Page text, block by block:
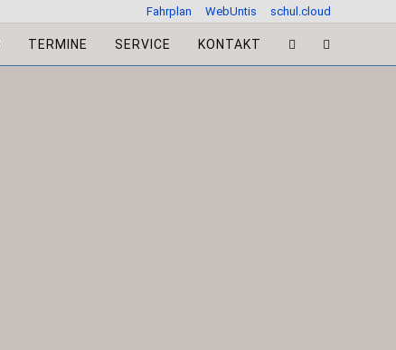
Fahrplan WebUntis schul.cloud
TERMINE SERVICE KONTAKT